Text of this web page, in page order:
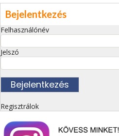
Bejelentkezés
Felhasználónév
Jelszó
Regisztrálok